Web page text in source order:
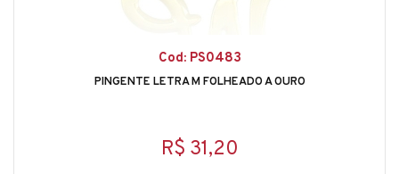
Cod: PS0483
PINGENTE LETRA M FOLHEADO A OURO
R$ 31,20